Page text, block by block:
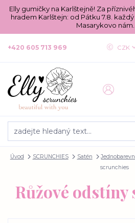
Elly gumičky na Karlštejně! Za
hradem Karlštejn: od Pátku 7.8. každý
Masarykovo nám.
CZK
+420 605 713 969
Úvod SCRUNCHIES Satén
scrunchies
Růžové odstíny